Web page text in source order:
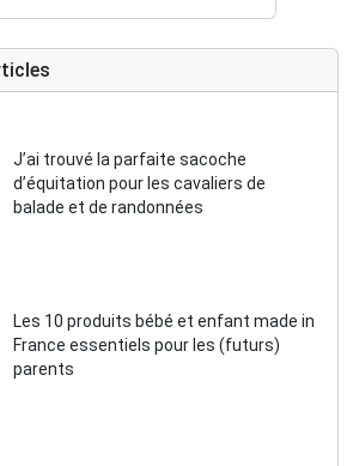
J’ai trouvé la parfaite sacoche
d’équitation pour les cavaliers de
balade et de randonnées
Les 10 produits bébé et enfant made in
France essentiels pour les (futurs)
parents